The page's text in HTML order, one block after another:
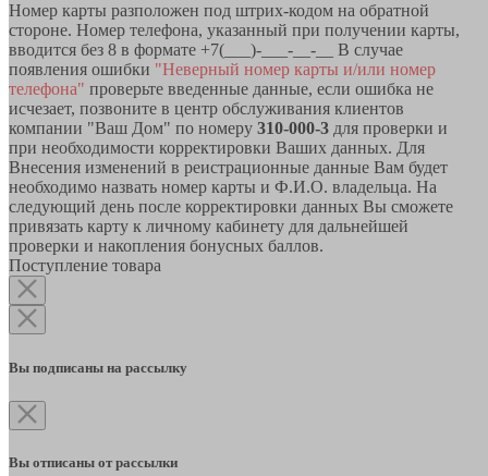
Номер карты разположен под штрих-кодом на обратной
стороне. Номер телефона, указанный при получении карты,
вводится без 8 в формате +7(___)-___-__-__ В случае
появления ошибки "Неверный номер карты и/или номер
телефона" проверьте введенные данные, если ошибка не
исчезает, позвоните в центр обслуживания клиентов
компании "Ваш Дом" по номеру 310-000-3 для проверки и
при необходимости корректировки Ваших данных. Для
Внесения изменений в реистрационные данные Вам будет
необходимо назвать номер карты и Ф.И.О. владельца. На
следующий день после корректировки данных Вы сможете
привязать карту к личному кабинету для дальнейшей
проверки и накопления бонусных баллов.
Поступление товара
Вы подписаны на рассылку
Вы отписаны от рассылки